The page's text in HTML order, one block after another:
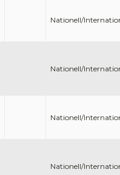
Nationell/
Nationell/
Nationell/
Nationell/